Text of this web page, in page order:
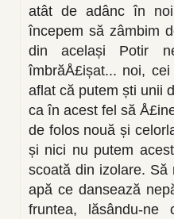
atât de adânc în
începem să zâmbim
din același Potir
îmbrăÅ£ișat... noi,
aflat că putem ști unii
ca în acest fel să
de fo­los nouă și
și nici nu putem
scoată din izolare.
apă ce dansează
fruntea, lăsându-